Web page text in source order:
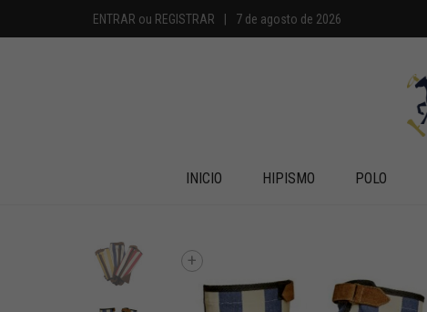
ENTRAR ou REGISTRAR | 7 de agosto de 2026
INICIO HIPISMO POLO
+